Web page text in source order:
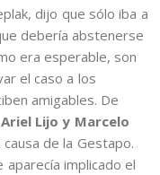
dijo que sólo iba a
debería abstenerse
era esperable, son
el caso a los
amigables. De
Ariel Lijo y Marcelo
de la Gestapo.
implicado el